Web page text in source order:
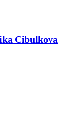
Cibulkova